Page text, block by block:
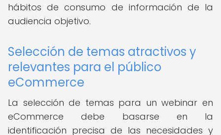
hábitos de consumo de información de la
audiencia objetivo.
Selección de temas atractivos y
relevantes para el público
eCommerce
La selección de temas para un webinar en
eCommerce debe basarse en la
identificación precisa de las necesidades y